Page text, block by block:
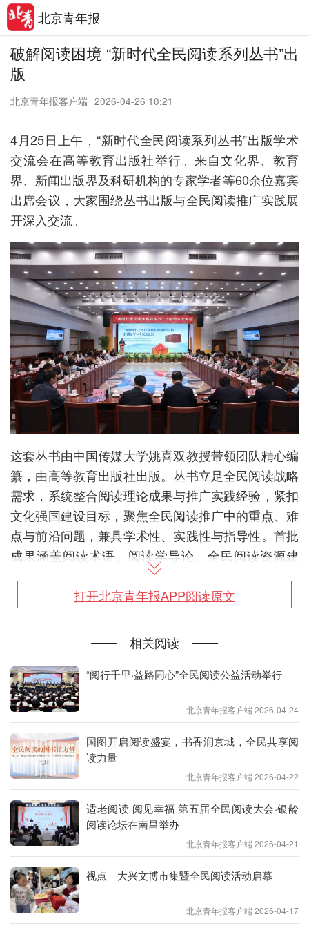
北京青年报
破解阅读困境 “新时代全民阅读系列丛书”出
版
北京青年报客户端 2026-04-26 10:21
4月25日上午，“新时代全民阅读系列丛书”出版学术
交流会在高等教育出版社举行。来自文化界、教育
界、新闻出版界及科研机构的专家学者等60余位嘉宾
出席会议，大家围绕丛书出版与全民阅读推广实践展
开深入交流。
这套丛书由中国传媒大学姚喜双教授带领团队精心编
纂，由高等教育出版社出版。丛书立足全民阅读战略
需求，系统整合阅读理论成果与推广实践经验，紧扣
文化强国建设目标，聚焦全民阅读推广中的重点、难
点与前沿问题，兼具学术性、实践性与指导性。首批
成果涵盖阅读术语、阅读学导论、全民阅读资源建
设、全民阅读状况调查、全民阅读新技术开发应用、
全民阅读促进乡村振兴、无障碍阅读服务、现当代文
个立足中国国情、彰显时代精神、服务全民需求的阅
据姚教授介绍，未来还将围绕党的十八大以来全民阅
打开北京青年报APP阅读原文
相关阅读
“阅行千里·益路同心”全民阅读公益活动举行
北京青年报客户端 2026-04-24
国图开启阅读盛宴，书香润京城，全民共享阅
读力量
北京青年报客户端 2026-04-22
适老阅读 阅见幸福 第五届全民阅读大会·银龄
阅读论坛在南昌举办
北京青年报客户端 2026-04-21
视点｜大兴文博市集暨全民阅读活动启幕
北京青年报客户端 2026-04-17